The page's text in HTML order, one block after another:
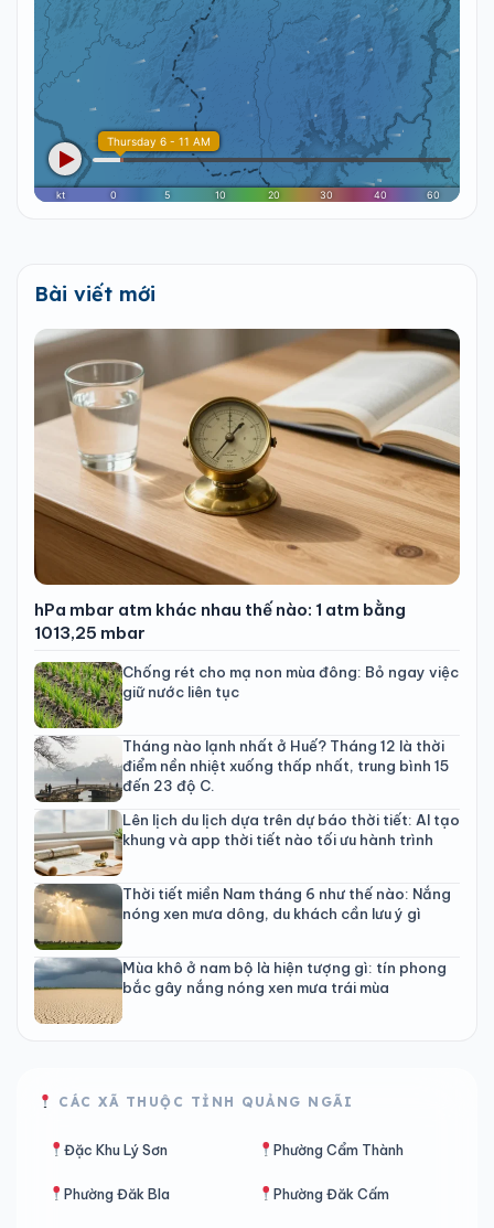
Bài viết mới
hPa mbar atm khác nhau thế nào: 1 atm bằng
1013,25 mbar
Chống rét cho mạ non mùa đông: Bỏ ngay việc
giữ nước liên tục
Tháng nào lạnh nhất ở Huế? Tháng 12 là thời
điểm nền nhiệt xuống thấp nhất, trung bình 15
đến 23 độ C.
Lên lịch du lịch dựa trên dự báo thời tiết: AI tạo
khung và app thời tiết nào tối ưu hành trình
Thời tiết miền Nam tháng 6 như thế nào: Nắng
nóng xen mưa dông, du khách cần lưu ý gì
Mùa khô ở nam bộ là hiện tượng gì: tín phong
bắc gây nắng nóng xen mưa trái mùa
CÁC XÃ THUỘC TỈNH QUẢNG NGÃI
Đặc Khu Lý Sơn Phường Cẩm Thành
Phường Đăk Bla Phường Đăk Cấm